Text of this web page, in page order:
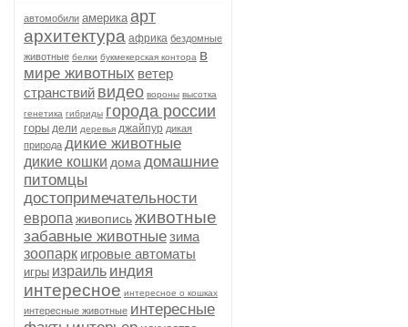
автомобили америка арт
архитектура африка бездомные
животные белки букмекерская контора в
мире животных ветер
странствий видео вороны высотка
генетика гибриды города россии
горы дели деревья джайпур дикая
природа дикие животные
дикие кошки дома домашние
питомцы
достопримечательности
европа живописьживотные
забавные животныезима
зоопарк игровые автоматы
игры израиль индия
интересное интересное о кошках
интересные животные интересные